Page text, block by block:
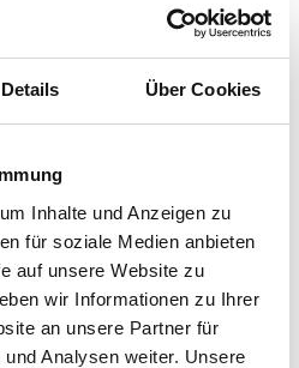
Details Über Cookies
Inhalte und Anzeigen zu
für soziale Medien anbieten
auf unsere Website zu
wir Informationen zu Ihrer
an unsere Partner für
Analysen weiter. Unsere
+ nicht ausgebauter Dachboden